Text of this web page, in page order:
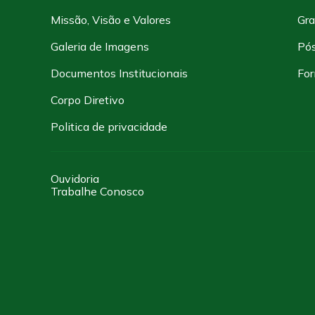
Missão, Visão e Valores
Galeria de Imagens
Documentos Institucionais
Corpo Diretivo
Politica de privacidade
Ouvidoria
Trabalhe Conosco